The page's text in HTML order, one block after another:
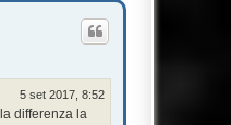
5 set 2017, 8:52
differenza la